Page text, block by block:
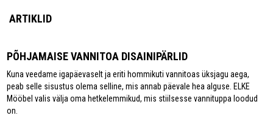
ARTIKLID
PÕHJAMAISE VANNITOA DISAINIPÄRLID
Kuna veedame igapäevaselt ja eriti hommikuti vannitoas üksjagu aega,
peab selle sisustus olema selline, mis annab päevale hea alguse. ELKE
Mööbel valis välja oma hetkelemmikud, mis stiilsesse vannituppa loodud
on.